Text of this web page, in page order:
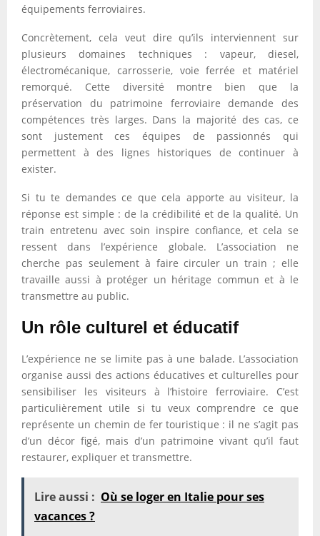
équipements ferroviaires.
Concrètement, cela veut dire qu’ils interviennent sur
plusieurs domaines techniques : vapeur, diesel,
électromécanique, carrosserie, voie ferrée et matériel
remorqué. Cette diversité montre bien que la
préservation du patrimoine ferroviaire demande des
compétences très larges. Dans la majorité des cas, ce
sont justement ces équipes de passionnés qui
permettent à des lignes historiques de continuer à
exister.
Si tu te demandes ce que cela apporte au visiteur, la
réponse est simple : de la crédibilité et de la qualité. Un
train entretenu avec soin inspire confiance, et cela se
ressent dans l’expérience globale. L’association ne
cherche pas seulement à faire circuler un train ; elle
travaille aussi à protéger un héritage commun et à le
transmettre au public.
Un rôle culturel et éducatif
L’expérience ne se limite pas à une balade. L’association
organise aussi des actions éducatives et culturelles pour
sensibiliser les visiteurs à l’histoire ferroviaire. C’est
particulièrement utile si tu veux comprendre ce que
représente un chemin de fer touristique : il ne s’agit pas
d’un décor figé, mais d’un patrimoine vivant qu’il faut
restaurer, expliquer et transmettre.
Lire aussi : Où se loger en Italie pour ses
vacances ?